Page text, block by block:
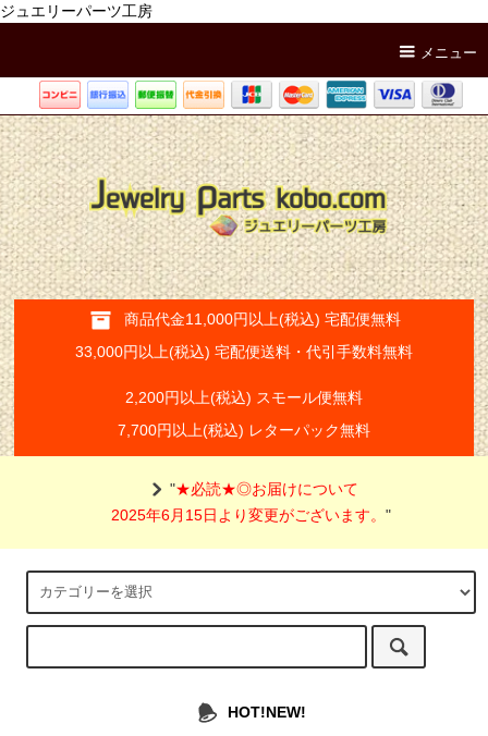
ジュエリーパーツ工房
メニュー
商品代金11,000円以上(税込) 宅配便無料
33,000円以上(税込) 宅配便送料・代引手数料無料
2,200円以上(税込) スモール便無料
7,700円以上(税込) レターパック無料
"★必読★◎お届けについて
2025年6月15日より変更がございます。"
HOT!NEW!